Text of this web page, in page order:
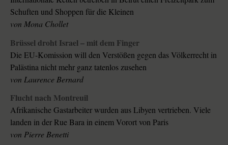
Schuften und Shoppen für die Kleinen
von Mona Chollet
Brüssel droht Israel – mit dem Finger
Die EU-Komission will den Verstößen gegen das Völkerrecht in
Palästina nicht mehr ganz tatenlos zusehen
von Laurence Bernard
Flucht nach Montreuil
Afrikanische Gastarbeiter wurden aus Libyen vertrieben. Viele
landen in der Rue Bara in einem Vorort von Paris
von Pierre Benetti